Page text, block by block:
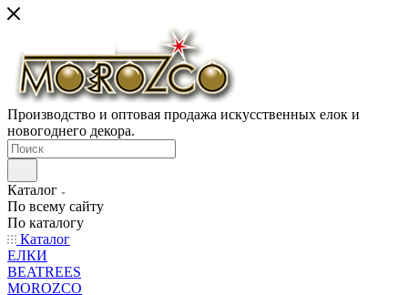
Производство и оптовая продажа искусственных елок и
новогоднего декора.
Каталог
По всему сайту
По каталогу
Каталог
ЕЛКИ
BEATREES
MOROZCO